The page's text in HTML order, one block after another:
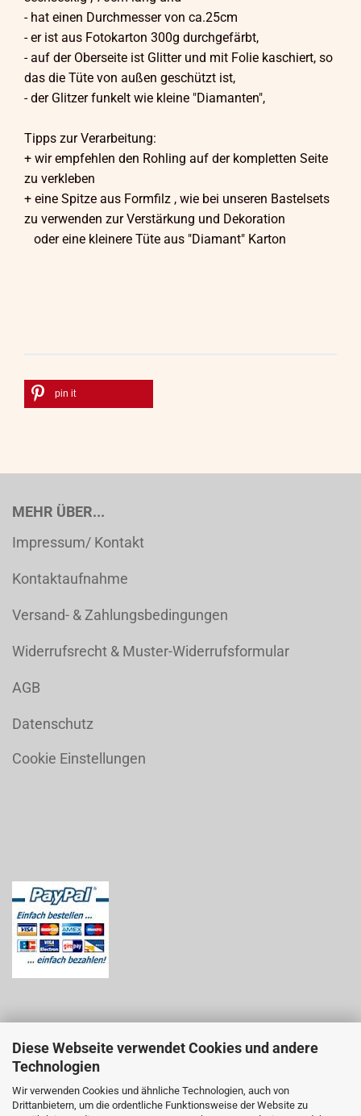
Diese Webseite verwendet Cookies und andere
Technologien
Wir verwenden Cookies und ähnliche Technologien, auch von
Drittanbietern, um die ordentliche Funktionsweise der Website zu
- hat einen Durchmesser von ca.25cm
- er ist aus Fotokarton 300g durchgefärbt,
- auf der Oberseite ist Glitter und mit Folie kaschiert, so
das die Tüte von außen geschützt ist,
- der Glitzer funkelt wie kleine "Diamanten",
Tipps zur Verarbeitung:
+ wir empfehlen den Rohling auf der kompletten Seite
zu verkleben
+ eine Spitze aus Formfilz , wie bei unseren Bastelsets
zu verwenden zur Verstärkung und Dekoration
oder eine kleinere Tüte aus "Diamant" Karton
pin it
MEHR ÜBER...
Impressum/ Kontakt
Kontaktaufnahme
Versand- & Zahlungsbedingungen
Widerrufsrecht & Muster-Widerrufsformular
AGB
Datenschutz
Cookie Einstellungen